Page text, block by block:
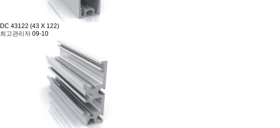
DC 43122 (43 X 122)
최고관리자 09-10